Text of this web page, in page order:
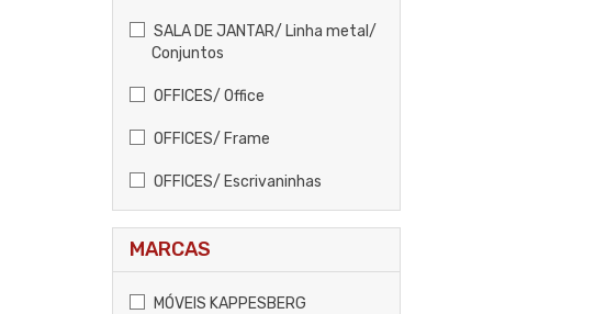
SALA DE JANTAR/ Linha metal/
Conjuntos
OFFICES/ Office
OFFICES/ Frame
OFFICES/ Escrivaninhas
MARCAS
MÓVEIS KAPPESBERG